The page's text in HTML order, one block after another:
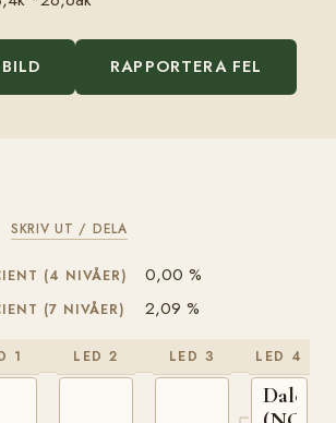
RAPPORTERA FEL
SKRIV UT / DELA
(4 NIVÅER) 0,00 %
(7 NIVÅER) 2,09 %
1 LED 2 LED 3 LED 4